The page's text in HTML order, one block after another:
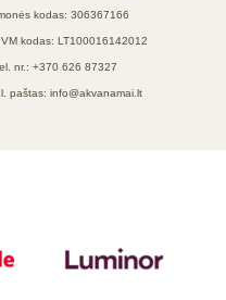
kodas: 306367166
kodas: LT100016142012
nr.: +370 626 87327
paštas: info@akvanamai.lt